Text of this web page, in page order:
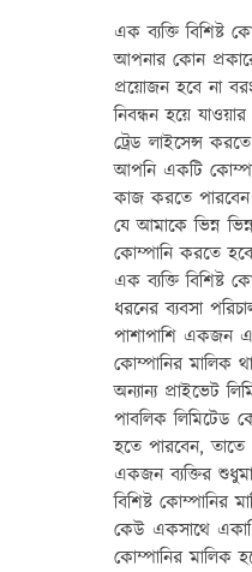
এক ব্যক্তি বিশিষ্ট
আপনার কোন
প্রয়োজন হবে না
নিবন্ধন হয়ে
ট্রেড লাইসেন্স
আপনি একটি
কাজ করতে
যে আমাকে ভিন্ন
কোম্পানি করতে
এক ব্যক্তি বিশিষ্ট
ধরনের ব্যবসা
পাশাপাশি একজন
কোম্পানির মালিক
অন্যান্য প্রাইভেট
পাবলিক লিমিটেড
হতে পারবেন, তাতে
একজন ব্যক্তির
বিশিষ্ট কোম্পানির
কেউ একসাথে
কোম্পানির মালিক